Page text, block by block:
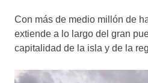
Con más de medio millón de
extiende a lo largo del gran
capitalidad de la isla y de la